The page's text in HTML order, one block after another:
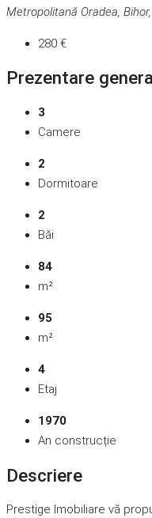
Metropolitană Oradea,
280 €
Prezentare
3
Camere
2
Dormitoare
2
Băi
84
m²
95
m²
4
Etaj
1970
An construcție
Descriere
Prestige Imobiliare vă